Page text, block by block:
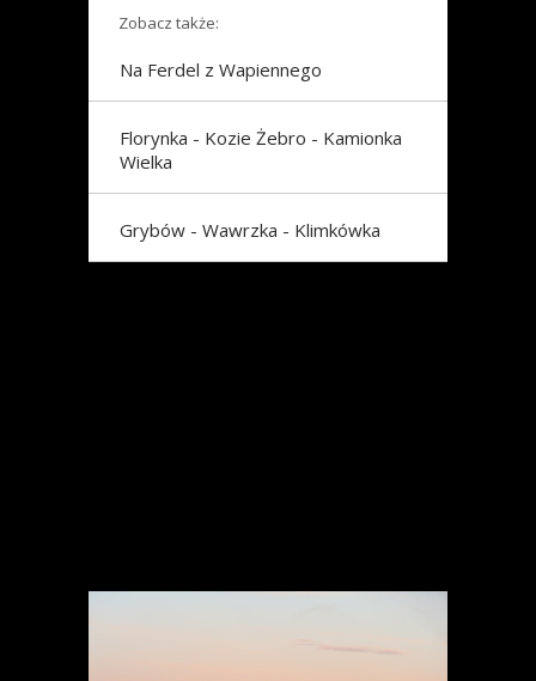
Zobacz także:
Na Ferdel z Wapiennego
Florynka - Kozie Żebro - Kamionka
Wielka
Grybów - Wawrzka - Klimkówka